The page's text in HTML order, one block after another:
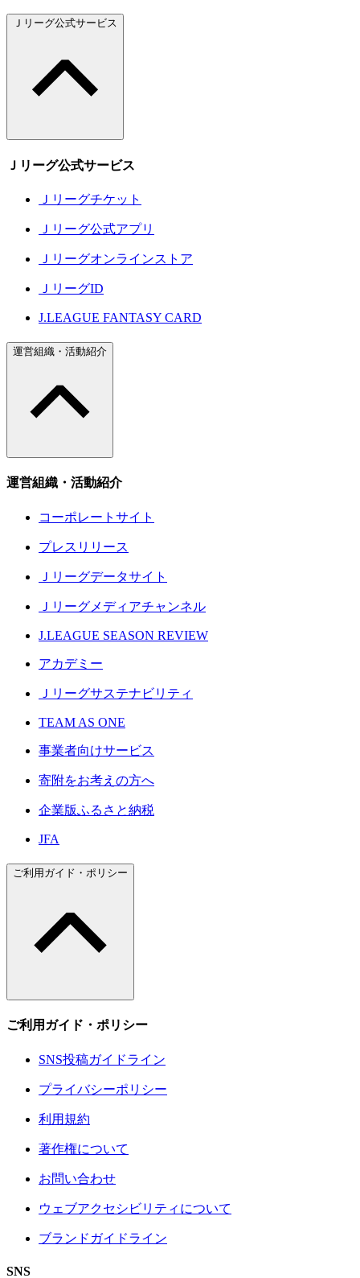
Ｊリーグ公式サービス
Ｊリーグ公式サービス
Ｊリーグチケット
Ｊリーグ公式アプリ
Ｊリーグオンラインストア
ＪリーグID
J.LEAGUE FANTASY CARD
運営組織・活動紹介
運営組織・活動紹介
コーポレートサイト
プレスリリース
Ｊリーグデータサイト
Ｊリーグメディアチャンネル
J.LEAGUE SEASON REVIEW
アカデミー
Ｊリーグサステナビリティ
TEAM AS ONE
事業者向けサービス
寄附をお考えの方へ
企業版ふるさと納税
JFA
ご利用ガイド・ポリシー
ご利用ガイド・ポリシー
SNS投稿ガイドライン
プライバシーポリシー
利用規約
著作権について
お問い合わせ
ウェブアクセシビリティについて
ブランドガイドライン
SNS